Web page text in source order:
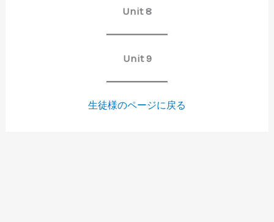
Unit 8
Unit 9
生徒様のページに戻る